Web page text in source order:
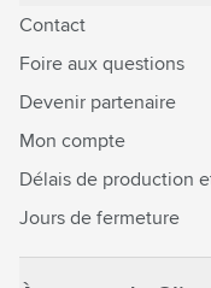
Contact
Foire aux questions
Devenir partenaire
Mon compte
Délais de production
Jours de fermeture